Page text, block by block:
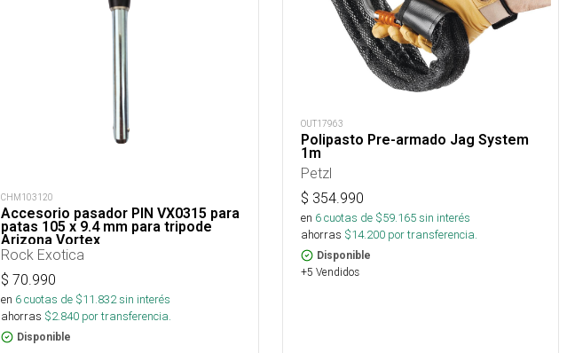
CHM103120
Accesorio pasador PIN VX0315 para
patas 105 x 9.4 mm para tripode
Arizona Vortex
Rock Exotica
$ 70.990
en 6cuotas de $11.832sin interés
ahorras $2.840 por transferencia.
Disponible
OUT17963
Polipasto Pre-armado Jag System
1m
Petzl
$ 354.990
en 6cuotas de $59.165sin interés
ahorras $14.200 por transferencia.
Disponible
+5 Vendidos